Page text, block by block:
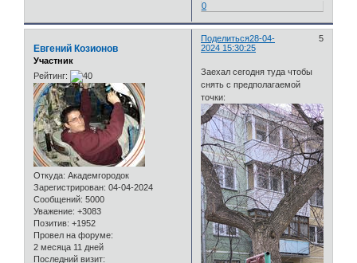
0
Поделиться 5
28-04-
2024 15:30:25
Евгений Козионов
Участник
Рейтинг:
Откуда: Академгородок
Зарегистрирован: 04-04-2024
Сообщений: 5000
Уважение: +3083
Позитив: +1952
Провел на форуме:
2 месяца 11 дней
Последний визит:
Заехал сегодня туда чтобы
снять с предполагаемой
точки: